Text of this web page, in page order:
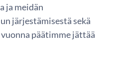
ja meidän
järjestämisestä sekä
päätimme jättää